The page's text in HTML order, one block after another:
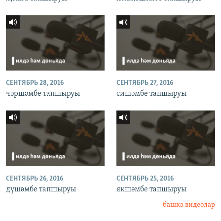
СЕНТЯБРЬ 28, 2016
чәршәмбе тапшыруы
СЕНТЯБРЬ 27, 2016
сишәмбе тапшыруы
СЕНТЯБРЬ 26, 2016
дүшәмбе тапшыруы
СЕНТЯБРЬ 25, 2016
якшәмбе тапшыруы
башка видеолар